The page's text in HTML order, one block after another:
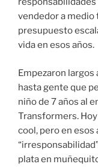
vendedor a medio
presupuesto
vida en esos años.
Empezaron largos
hasta gente que
niño de 7 años al
Transformers.
cool, pero en esos
plata en